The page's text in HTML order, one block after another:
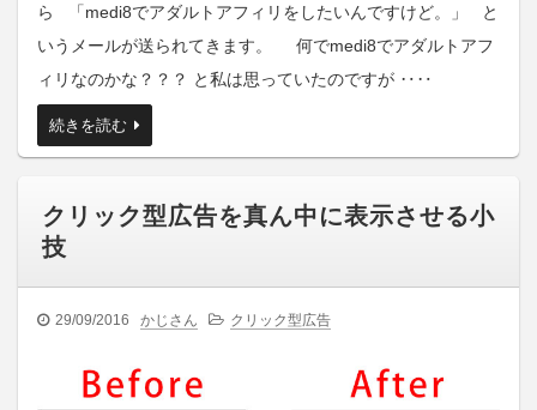
ら 「medi8でアダルトアフィリをしたいんですけど。」 と
いうメールが送られてきます。 何でmedi8でアダルトアフ
ィリなのかな？？？ と私は思っていたのですが ‥‥
続きを読む
クリック型広告を真ん中に表示させる小
技
29/09/2016 かじさん クリック型広告